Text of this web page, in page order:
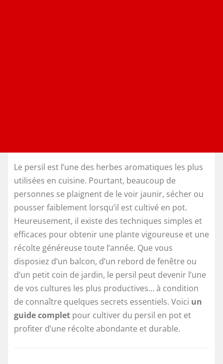
Le persil est l’une des herbes aromatiques les plus
utilisées en cuisine. Pourtant, beaucoup de
personnes se plaignent de le voir jaunir, sécher ou
pousser faiblement lorsqu’il est cultivé en pot.
Heureusement, il existe des techniques simples et
efficaces pour obtenir une plante vigoureuse et une
récolte généreuse toute l’année. Que vous
disposiez d’un balcon, d’un rebord de fenêtre ou
d’un petit coin de jardin, le persil peut devenir l’une
de vos cultures les plus productives… à condition
de connaître quelques secrets essentiels. Voici un
guide complet pour cultiver du persil en pot et
profiter d’une récolte abondante et durable.